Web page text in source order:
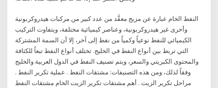
النفط الخام عبارة عن مزيج معقَّد من عدد كبير من مركبات هيدروكربونية
وأخرى غير هيدروكربونية، وعناصر كيميائية مختلفة، ويتفاوت التركيب
الكيميائي للنفط نوعياً وكمياً من نفط إلى آخر، إلا أن السمة المشتركة
التي تربط بين أنواع النفط في الخليج. تختلف أنواع النفط تبعاً للكثافة
والمحتوى الكبريتي والسعر، ويتم تصنيف النفط في الدول العربية والخليج
وفقاً لذلك، ومن هذه التصنيفات: مشتقات النفط . عملية تكرير النفط .
مراحل تكرير الزيت . أهم مشتقات تكرير الزيت الخام مشتقات النفط